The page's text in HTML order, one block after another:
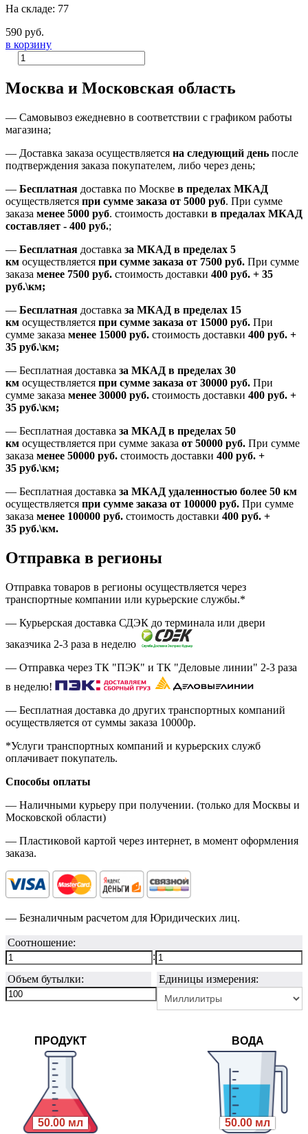
На складе: 77
590 руб.
в корзину
Москва и Московская область
— Самовывоз ежедневно в соответствии с графиком работы
магазина;
— Доставка заказа осуществляется на следующий день после
подтверждения заказа покупателем, либо через день;
— Бесплатная доставка по Москве в пределах МКАД
осуществляется при сумме заказа от 5000 руб. При сумме
заказа менее 5000 руб. стоимость доставки в предалах МКАД
составляет - 400 руб.;
— Бесплатная доставка за МКАД в пределах 5
км осуществляется при сумме заказа от 7500 руб. При сумме
заказа менее 7500 руб. стоимость доставки 400 руб. + 35
руб.\км;
— Бесплатная доставка за МКАД в пределах 15
км осуществляется при сумме заказа от 15000 руб. При
сумме заказа менее 15000 руб. стоимость доставки 400 руб. +
35 руб.\км;
— Бесплатная доставка за МКАД в пределах 30
км осуществляется при сумме заказа от 30000 руб. При
сумме заказа менее 30000 руб. стоимость доставки 400 руб. +
35 руб.\км;
— Бесплатная доставка за МКАД в пределах 50
км осуществляется при сумме заказа от 50000 руб. При сумме
заказа менее 50000 руб. стоимость доставки 400 руб. +
35 руб.\км;
— Бесплатная доставка за МКАД удаленностью более 50 км
осуществляется при сумме заказа от 100000 руб. При сумме
заказа менее 100000 руб. стоимость доставки 400 руб. +
35 руб.\км.
Отправка в регионы
Отправка товаров в регионы осуществляется через
транспортные компании или курьерские службы.*
— Курьерская доставка СДЭК до терминала или двери
заказчика 2-3 раза в неделю
— Отправка через ТК "ПЭК" и ТК "Деловые линии" 2-3 раза
в неделю!
— Бесплатная доставка до других транспортных компаний
осуществляется от суммы заказа 10000р.
*Услуги транспортных компаний и курьерских служб
оплачивает покупатель.
Способы оплаты
— Наличными курьеру при получении. (только для Москвы и
Московской области)
— Пластиковой картой через интернет, в момент оформления
заказа.
— Безналичным расчетом для Юридических лиц.
Соотношение:
:
Объем бутылки:
Единицы измерения:
ПРОДУКТ
50.00 мл
ВОДА
50.00 мл